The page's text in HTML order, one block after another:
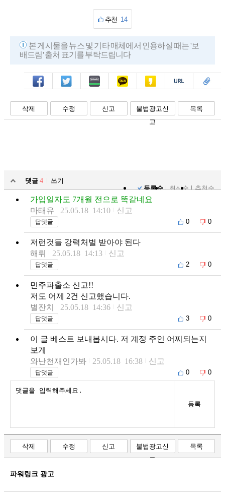
추천 14
본 게시물을 뉴스 및 기타 매체에서 인용하실 때는 '보
배드림' 출처 표기를 부탁드립니다
페북 트윗 밴드 카톡 카스 복사 스크랩
삭제 수정 신고
불법광고신
고
목록
댓글 4
쓰기
등록순
최신순 추천순
가입일자도 7개월 전으로 똑같네요
마태유
25.05.18 14:10 신고
답댓글 0 0
저런것들 강력처벌 받아야 된다
해뤼
25.05.18 14:13 신고
답댓글 2 0
민주파출소 신고!!
저도 어제 2건 신고했습니다.
별잔치
25.05.18 14:36 신고
답댓글 3 0
이 글 베스트 보내봅시다. 저 계정 주인 어찌되는지
보게
와난천재인가봐
25.05.18 16:38 신고
답댓글 0 0
등록
삭제 수정 신고
불법광고신
고
목록
파워링크 광고